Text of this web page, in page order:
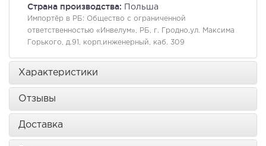
Страна производства: Польша
Импортёр в РБ: Общество с ограниченной
ответственностью «Инвелум», РБ, г. Гродно,ул. Максима
Горького, д.91, корп.инженерный, каб. 309
Характеристики
Отзывы
Доставка